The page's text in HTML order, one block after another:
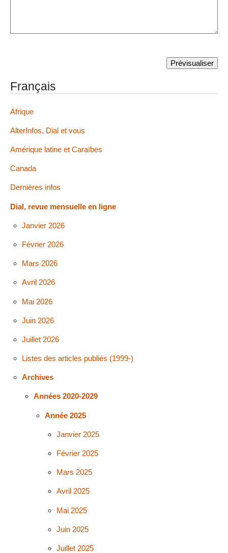
Français
Afrique
AlterInfos, Dial et vous
Amérique latine et Caraïbes
Canada
Dernières infos
Dial, revue mensuelle en ligne
Janvier 2026
Février 2026
Mars 2026
Avril 2026
Mai 2026
Juin 2026
Juillet 2026
Listes des articles publiés (1999-)
Archives
Années 2020-2029
Année 2025
Janvier 2025
Février 2025
Mars 2025
Avril 2025
Mai 2025
Juin 2025
Juillet 2025